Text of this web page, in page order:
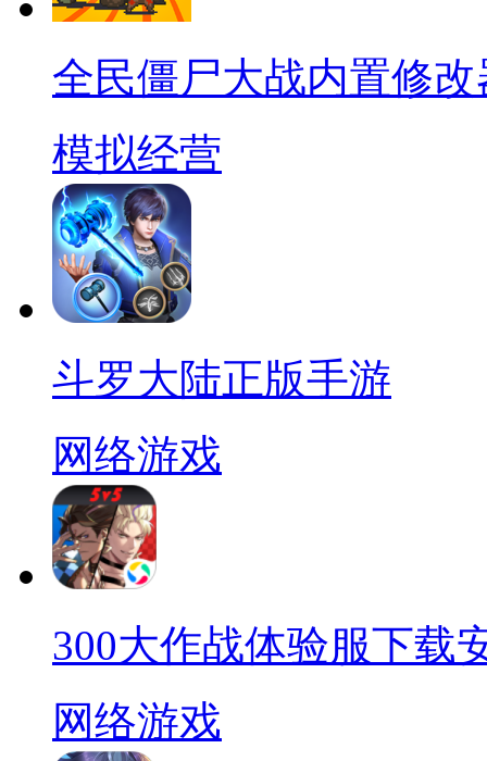
全民僵尸大战内置修改
模拟经营
斗罗大陆正版手游
网络游戏
300大作战体验服下载
网络游戏